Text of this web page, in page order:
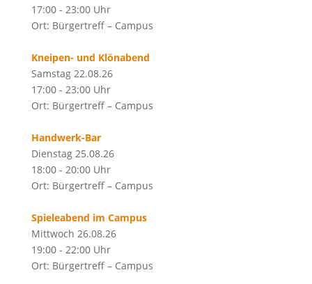
17:00 - 23:00 Uhr
Ort: Bürgertreff – Campus
Kneipen- und Klönabend
Samstag 22.08.26
17:00 - 23:00 Uhr
Ort: Bürgertreff – Campus
Handwerk-Bar
Dienstag 25.08.26
18:00 - 20:00 Uhr
Ort: Bürgertreff – Campus
Spieleabend im Campus
Mittwoch 26.08.26
19:00 - 22:00 Uhr
Ort: Bürgertreff – Campus